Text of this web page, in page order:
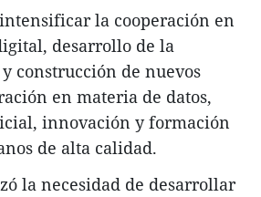
la cooperación en
desarrollo de la
construcción de nuevos
en materia de datos,
innovación y formación
de alta calidad.
la necesidad de desarrollar